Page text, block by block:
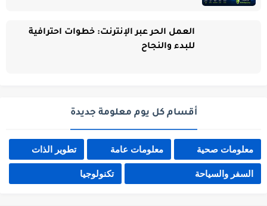
العمل الحر عبر الإنترنت: خطوات احترافية
للبدء والنجاح
أقسام كل يوم معلومة جديدة
معلومات صحية معلومات عامة تطوير الذات
السفر والسياحة تكنولوجيا